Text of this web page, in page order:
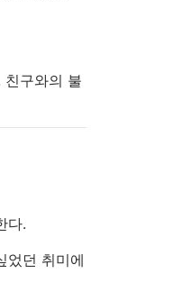
구와의 불
다.
었던 취미에